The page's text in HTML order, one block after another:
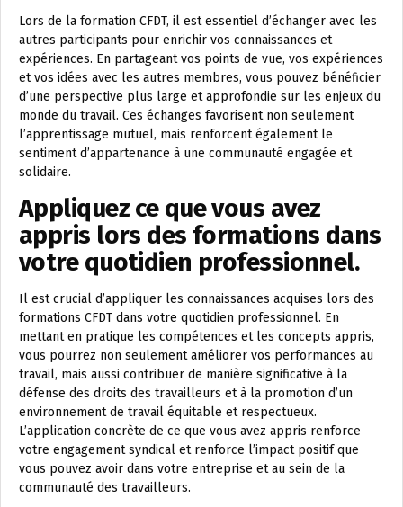
Lors de la formation CFDT, il est essentiel d’échanger avec les
autres participants pour enrichir vos connaissances et
expériences. En partageant vos points de vue, vos expériences
et vos idées avec les autres membres, vous pouvez bénéficier
d’une perspective plus large et approfondie sur les enjeux du
monde du travail. Ces échanges favorisent non seulement
l’apprentissage mutuel, mais renforcent également le
sentiment d’appartenance à une communauté engagée et
solidaire.
Appliquez ce que vous avez
appris lors des formations dans
votre quotidien professionnel.
Il est crucial d’appliquer les connaissances acquises lors des
formations CFDT dans votre quotidien professionnel. En
mettant en pratique les compétences et les concepts appris,
vous pourrez non seulement améliorer vos performances au
travail, mais aussi contribuer de manière significative à la
défense des droits des travailleurs et à la promotion d’un
environnement de travail équitable et respectueux.
L’application concrète de ce que vous avez appris renforce
votre engagement syndical et renforce l’impact positif que
vous pouvez avoir dans votre entreprise et au sein de la
communauté des travailleurs.